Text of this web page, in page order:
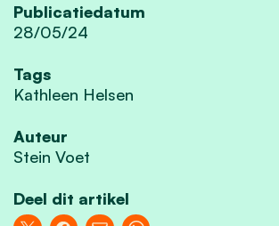
Publicatiedatum
28/05/24
Tags
Kathleen Helsen
Auteur
Stein Voet
Deel dit artikel